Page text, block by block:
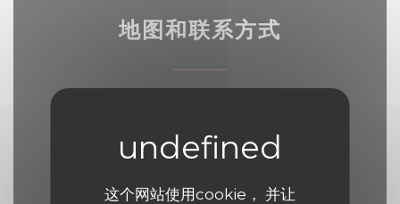
这个网站使用cookie， 并让
地图和联系方式
069 84 30 35